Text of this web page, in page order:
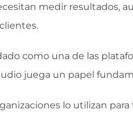
medir resultados,
como una de las
juega un papel
lo utilizan para